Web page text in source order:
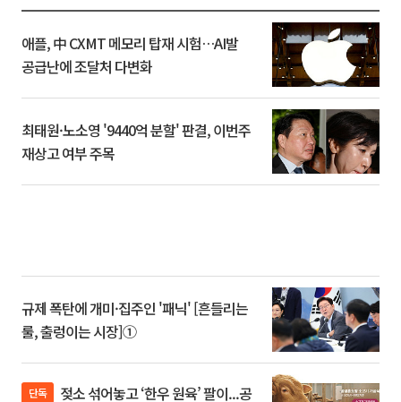
애플, 中 CXMT 메모리 탑재 시험…AI발
공급난에 조달처 다변화
최태원·노소영 '9440억 분할' 판결, 이번주
재상고 여부 주목
규제 폭탄에 개미·집주인 '패닉' [흔들리는
룰, 출렁이는 시장]①
단독